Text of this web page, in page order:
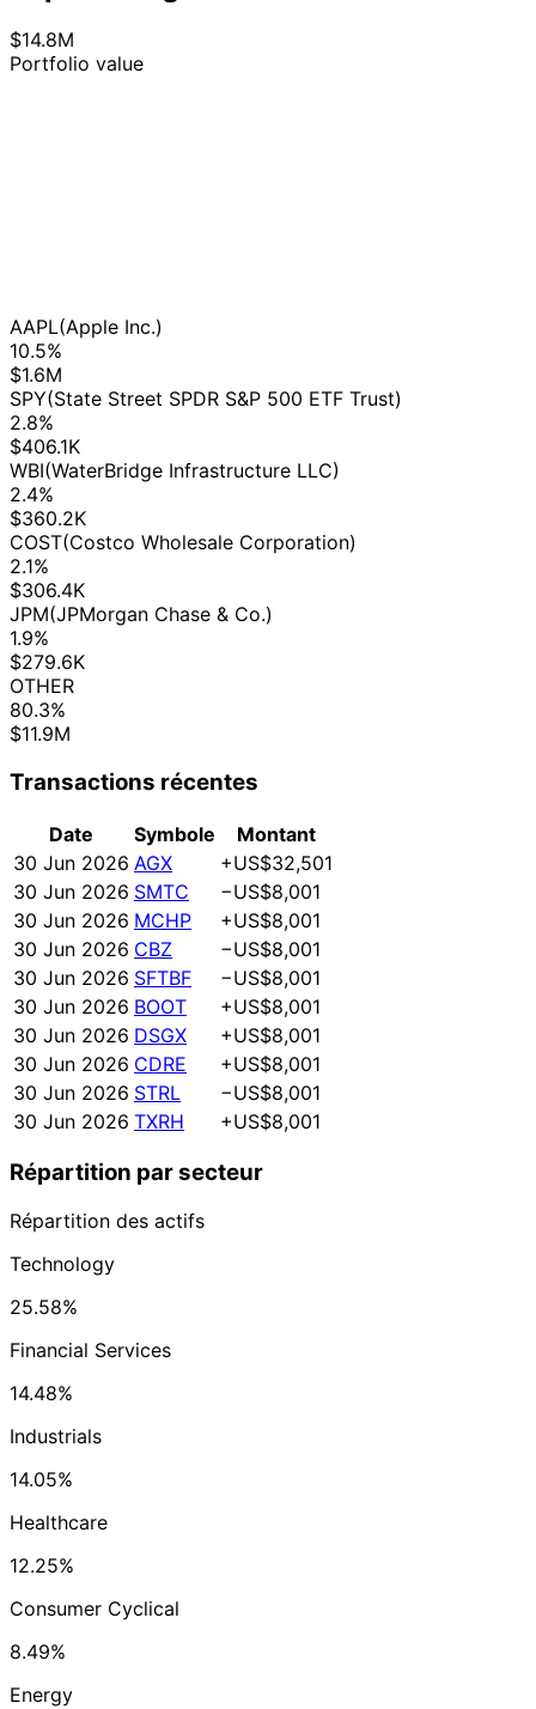
$14.8M
Portfolio value
AAPL(Apple Inc.)
10.5%
$1.6M
SPY(State Street SPDR S&P 500 ETF Trust)
2.8%
$406.1K
WBI(WaterBridge Infrastructure LLC)
2.4%
$360.2K
COST(Costco Wholesale Corporation)
2.1%
$306.4K
JPM(JPMorgan Chase & Co.)
1.9%
$279.6K
OTHER
80.3%
$11.9M
Transactions récentes
Date Symbole
Montant
30 Jun 2026 AGX
+US$32,501
30 Jun 2026 SMTC
−US$8,001
30 Jun 2026 MCHP
+US$8,001
30 Jun 2026 CBZ
−US$8,001
30 Jun 2026 SFTBF
−US$8,001
30 Jun 2026 BOOT
+US$8,001
30 Jun 2026 DSGX
+US$8,001
30 Jun 2026 CDRE
+US$8,001
30 Jun 2026 STRL
−US$8,001
30 Jun 2026 TXRH +US$8,001
Répartition par secteur
Répartition des actifs
Technology
25.58%
Financial Services
14.48%
Industrials
14.05%
Healthcare
12.25%
Consumer Cyclical
8.49%
Energy